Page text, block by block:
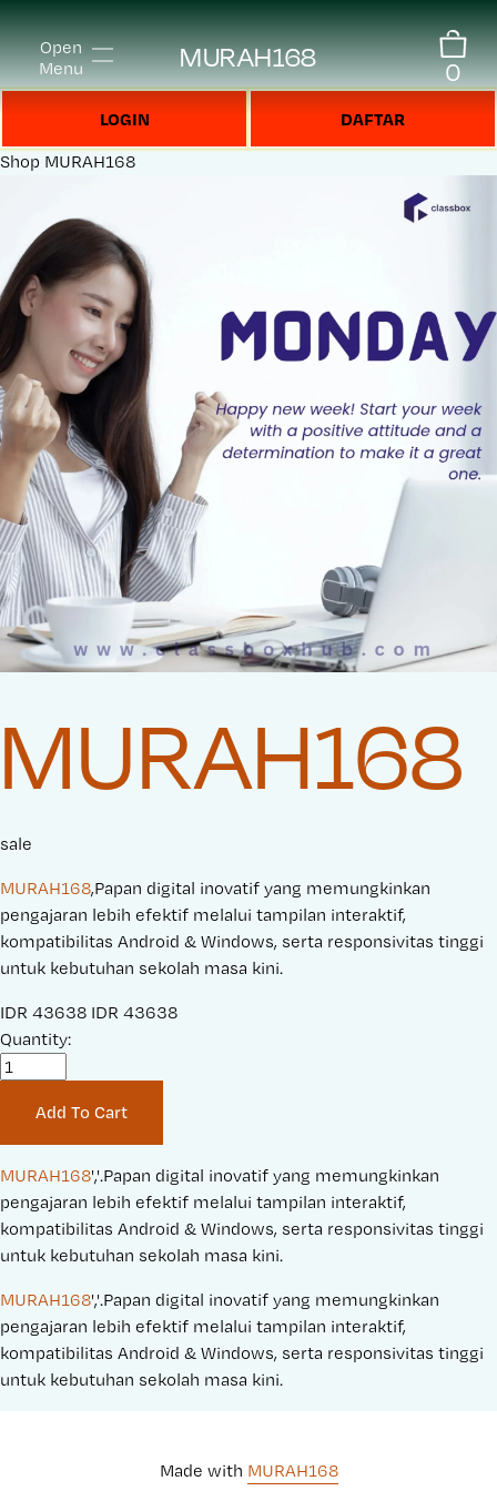
Open
Menu
MURAH168 0
LOGIN DAFTAR
Shop MURAH168
MURAH168
sale
MURAH168,Papan digital inovatif yang memungkinkan
pengajaran lebih efektif melalui tampilan interaktif,
kompatibilitas Android & Windows, serta responsivitas tinggi
untuk kebutuhan sekolah masa kini.
S
a
r
i
c
e
:
IDR 43638 O
i
n
a
l
P
r
c
e
:
IDR 43638
Quantity:
Add To Cart
MURAH168','.Papan digital inovatif yang memungkinkan
pengajaran lebih efektif melalui tampilan interaktif,
kompatibilitas Android & Windows, serta responsivitas tinggi
untuk kebutuhan sekolah masa kini.
MURAH168','.Papan digital inovatif yang memungkinkan
pengajaran lebih efektif melalui tampilan interaktif,
kompatibilitas Android & Windows, serta responsivitas tinggi
untuk kebutuhan sekolah masa kini.
Made with MURAH168